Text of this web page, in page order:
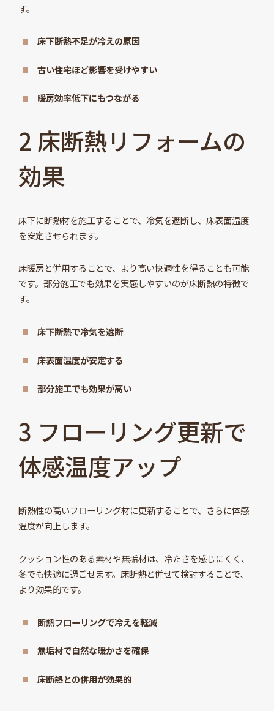
す。
床下断熱不足が冷えの原因
古い住宅ほど影響を受けやすい
暖房効率低下にもつながる
2 床断熱リフォームの
効果
床下に断熱材を施工することで、冷気を遮断し、床表面温度
を安定させられます。
床暖房と併用することで、より高い快適性を得ることも可能
です。部分施工でも効果を実感しやすいのが床断熱の特徴で
す。
床下断熱で冷気を遮断
床表面温度が安定する
部分施工でも効果が高い
3 フローリング更新で
体感温度アップ
断熱性の高いフローリング材に更新することで、さらに体感
温度が向上します。
クッション性のある素材や無垢材は、冷たさを感じにくく、
冬でも快適に過ごせます。床断熱と併せて検討することで、
より効果的です。
断熱フローリングで冷えを軽減
無垢材で自然な暖かさを確保
床断熱との併用が効果的